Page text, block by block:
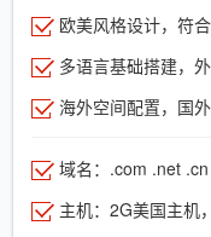
欧美风格设计，符
多语言基础搭建，
海外空间配置，国
域名：.com .net
主机：2G美国主机